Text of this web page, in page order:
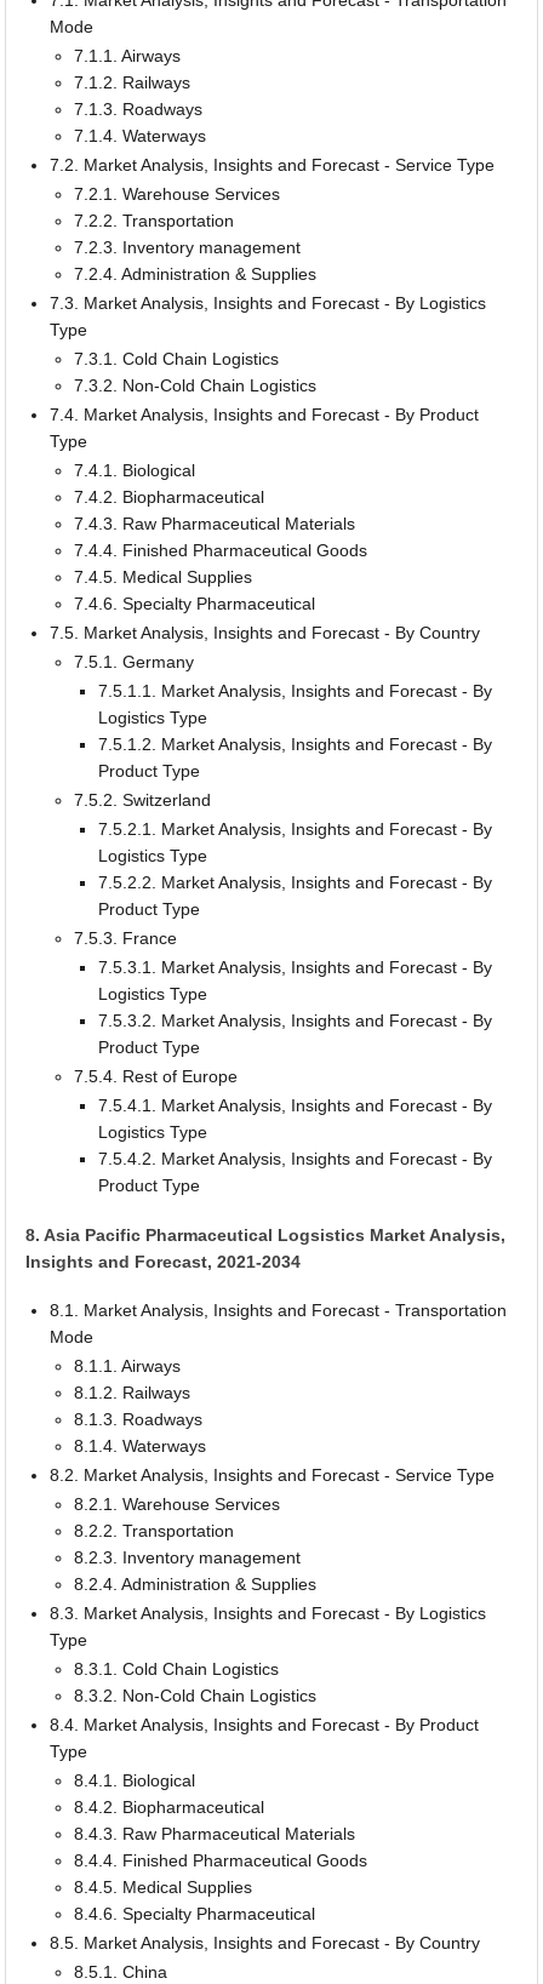
Mode
7.1.1. Airways
7.1.2. Railways
7.1.3. Roadways
7.1.4. Waterways
7.2. Market Analysis, Insights and Forecast - Service Type
7.2.1. Warehouse Services
7.2.2. Transportation
7.2.3. Inventory management
7.2.4. Administration & Supplies
7.3. Market Analysis, Insights and Forecast - By Logistics
Type
7.3.1. Cold Chain Logistics
7.3.2. Non-Cold Chain Logistics
7.4. Market Analysis, Insights and Forecast - By Product
Type
7.4.1. Biological
7.4.2. Biopharmaceutical
7.4.3. Raw Pharmaceutical Materials
7.4.4. Finished Pharmaceutical Goods
7.4.5. Medical Supplies
7.4.6. Specialty Pharmaceutical
7.5. Market Analysis, Insights and Forecast - By Country
7.5.1. Germany
7.5.1.1. Market Analysis, Insights and Forecast - By
Logistics Type
7.5.1.2. Market Analysis, Insights and Forecast - By
Product Type
7.5.2. Switzerland
7.5.2.1. Market Analysis, Insights and Forecast - By
Logistics Type
7.5.2.2. Market Analysis, Insights and Forecast - By
Product Type
7.5.3. France
7.5.3.1. Market Analysis, Insights and Forecast - By
Logistics Type
7.5.3.2. Market Analysis, Insights and Forecast - By
Product Type
7.5.4. Rest of Europe
7.5.4.1. Market Analysis, Insights and Forecast - By
Logistics Type
7.5.4.2. Market Analysis, Insights and Forecast - By
Product Type
8. Asia Pacific Pharmaceutical Logsistics Market Analysis,
Insights and Forecast, 2021-2034
8.1. Market Analysis, Insights and Forecast - Transportation
Mode
8.1.1. Airways
8.1.2. Railways
8.1.3. Roadways
8.1.4. Waterways
8.2. Market Analysis, Insights and Forecast - Service Type
8.2.1. Warehouse Services
8.2.2. Transportation
8.2.3. Inventory management
8.2.4. Administration & Supplies
8.3. Market Analysis, Insights and Forecast - By Logistics
Type
8.3.1. Cold Chain Logistics
8.3.2. Non-Cold Chain Logistics
8.4. Market Analysis, Insights and Forecast - By Product
Type
8.4.1. Biological
8.4.2. Biopharmaceutical
8.4.3. Raw Pharmaceutical Materials
8.4.4. Finished Pharmaceutical Goods
8.4.5. Medical Supplies
8.4.6. Specialty Pharmaceutical
8.5. Market Analysis, Insights and Forecast - By Country
8.5.1. China